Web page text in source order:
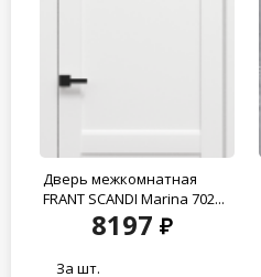
Дверь межкомнатная
FRANT SCANDI Marina 702...
8197
За шт.